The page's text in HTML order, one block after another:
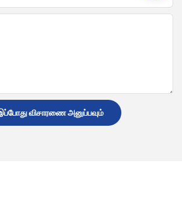
விசாரணை அனுப்பவும்